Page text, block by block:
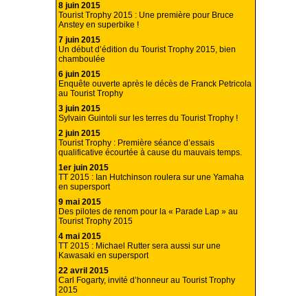
8 juin 2015
Tourist Trophy 2015 : Une première pour Bruce
Anstey en superbike !
7 juin 2015
Un début d’édition du Tourist Trophy 2015, bien
chamboulée
6 juin 2015
Enquête ouverte après le décès de Franck Petricola
au Tourist Trophy
3 juin 2015
Sylvain Guintoli sur les terres du Tourist Trophy !
2 juin 2015
Tourist Trophy : Première séance d’essais
qualificative écourtée à cause du mauvais temps.
1er juin 2015
TT 2015 : Ian Hutchinson roulera sur une Yamaha
en supersport
9 mai 2015
Des pilotes de renom pour la « Parade Lap » au
Tourist Trophy 2015
4 mai 2015
TT 2015 : Michael Rutter sera aussi sur une
Kawasaki en supersport
22 avril 2015
Carl Fogarty, invité d’honneur au Tourist Trophy
2015